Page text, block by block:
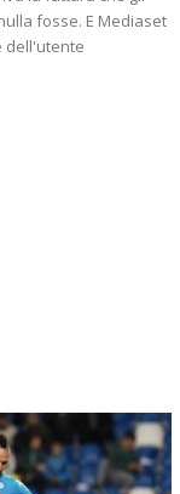
fosse. E Mediaset
dell'utente